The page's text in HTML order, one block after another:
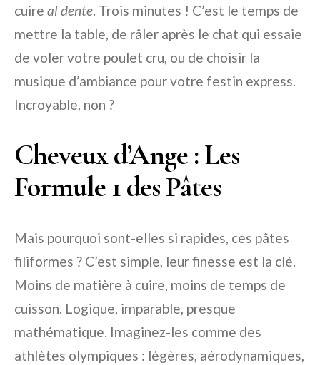
cuire al dente. Trois minutes ! C’est le temps de
mettre la table, de râler après le chat qui essaie
de voler votre poulet cru, ou de choisir la
musique d’ambiance pour votre festin express.
Incroyable, non ?
Cheveux d’Ange : Les
Formule 1 des Pâtes
Mais pourquoi sont-elles si rapides, ces pâtes
filiformes ? C’est simple, leur finesse est la clé.
Moins de matière à cuire, moins de temps de
cuisson. Logique, imparable, presque
mathématique. Imaginez-les comme des
athlètes olympiques : légères, aérodynamiques,